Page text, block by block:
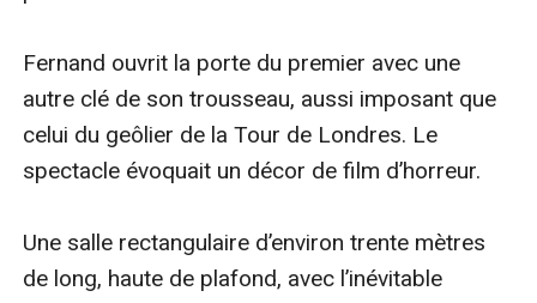
Fernand ouvrit la porte du premier avec une
autre clé de son trousseau, aussi imposant que
celui du geôlier de la Tour de Londres. Le
spectacle évoquait un décor de film d’horreur.
Une salle rectangulaire d’environ trente mètres
de long, haute de plafond, avec l’inévitable